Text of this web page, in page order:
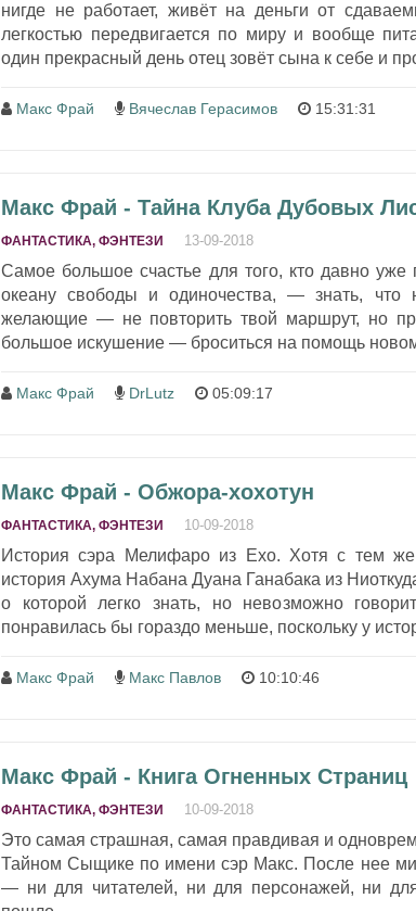
нигде не работает, живёт на деньги от
легкостью передвигается по миру и вообще
один прекрасный день отец зовёт сына к себе и
Макс Фрай Вячеслав Герасимов 15:31:31
Макс Фрай - Тайна Клуба Дубовых
ФАНТАСТИКА, ФЭНТЕЗИ 13-09-2018
Самое большое счастье для того, кто давно уже
океану свободы и одиночества, — знать, что
желающие — не повторить твой маршрут, но
большое искушение — броситься на помощь
Макс Фрай DrLutz 05:09:17
Макс Фрай - Обжора-хохотун
ФАНТАСТИКА, ФЭНТЕЗИ 10-09-2018
История сэра Мелифаро из Ехо. Хотя с тем
история Ахума Набана Дуана Ганабака из
о которой легко знать, но невозможно
понравилась бы гораздо меньше, поскольку у
Макс Фрай Макс Павлов 10:10:46
Макс Фрай - Книга Огненных Страниц
ФАНТАСТИКА, ФЭНТЕЗИ 10-09-2018
Это самая страшная, самая правдивая и
Тайном Сыщике по имени сэр Макс. После нее
— ни для читателей, ни для персонажей, ни